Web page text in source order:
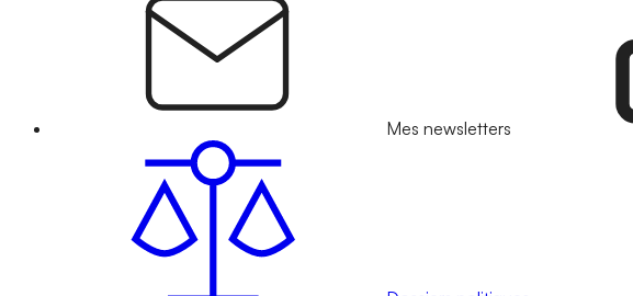
Mes newsletters